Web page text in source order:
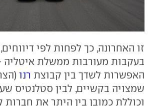
זו האחרונה, כך לפחות לפי
בעקבות מעורבות ממשלת איטליה
האפשרות לשדך בין קבוצת רנו
שמצויה בקשיים, לבין סטלנטיס